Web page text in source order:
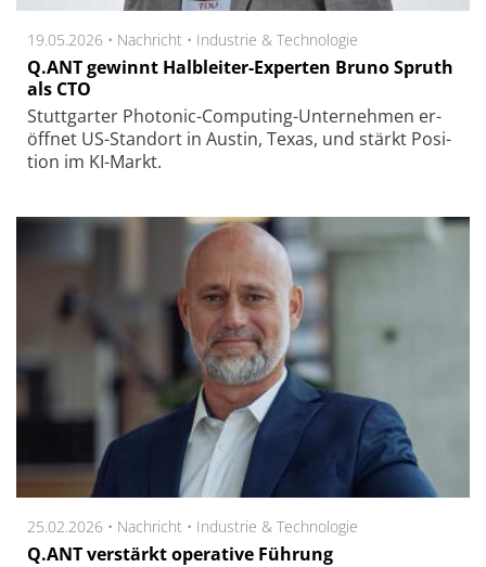
19.05.2026 • Nachricht • Industrie & Technologie
Q.ANT gewinnt Halbleiter-Experten Bruno Spruth
als CTO
Stutt­gar­ter Pho­to­nic-Com­pu­ting-Unter­neh­men er­
öff­net US-Stand­ort in Aus­tin, Texas, und stärkt Po­si­
tion im KI-Markt.
25.02.2026 • Nachricht • Industrie & Technologie
Q.ANT verstärkt operative Führung